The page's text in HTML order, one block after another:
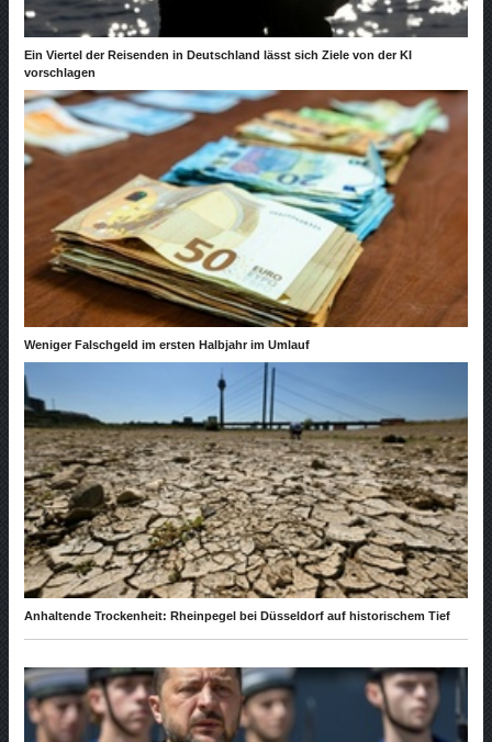
Ein Viertel der Reisenden in Deutschland lässt sich Ziele von der KI
vorschlagen
Weniger Falschgeld im ersten Halbjahr im Umlauf
Anhaltende Trockenheit: Rheinpegel bei Düsseldorf auf historischem Tief